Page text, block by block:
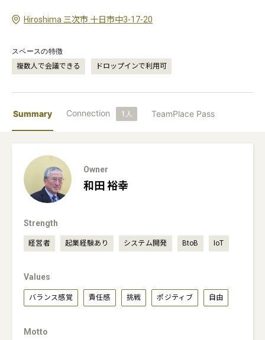
Hiroshima 三次市 十日市中3-17-20
スペースの特徴
複数人で会議できる ドロップインで利用可
Summary Connection 1 人 TeamPlace Pass
Owner
和田 裕幸
Strength
経営者 起業経験あり システム開発 BtoB IoT
Values
バランス感覚 責任感 挑戦 ポジティブ 自由
Motto